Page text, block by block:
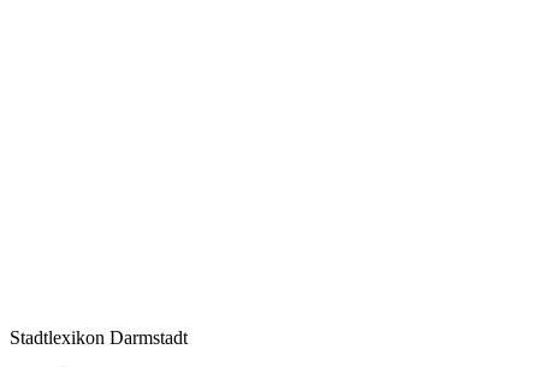
Stadtlexikon Darmstadt